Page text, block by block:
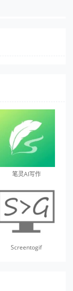
笔灵AI写作
Screentogif